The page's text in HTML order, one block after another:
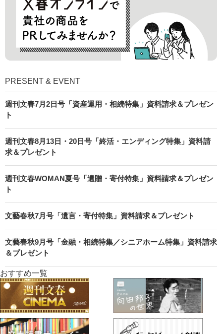
PRESENT & EVENT
週刊文春7月2日号「資産運用・相続特集」資料請求＆プレゼン
ト
週刊文春8月13日・20日号「終活・エンディング特集」資料請
求＆プレゼント
週刊文春WOMAN夏号「遺贈・寄付特集」資料請求＆プレゼン
ト
文藝春秋7月号「遺言・寄付特集」資料請求＆プレゼント
文藝春秋9月号「金融・相続特集／シニアホーム特集」資料請求
＆プレゼント
おすすめ一覧